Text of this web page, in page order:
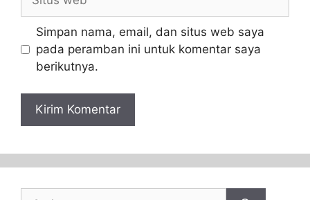
Simpan nama, email, dan situs web saya
pada peramban ini untuk komentar saya
berikutnya.